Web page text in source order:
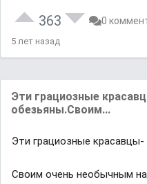
363 0
5 лет назад
Эти грaциозные
обезьяны.Своим...
Эти грaциозные
Своим очень необычным